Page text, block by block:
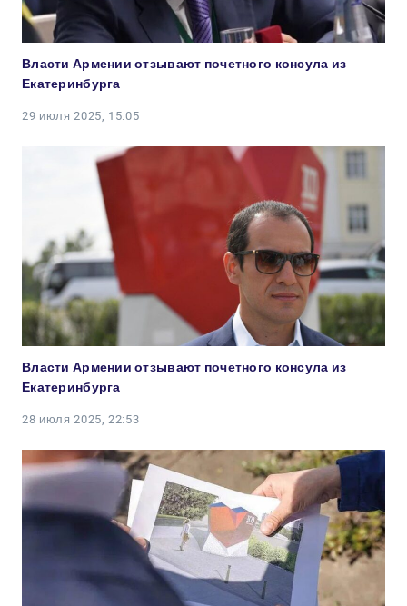
Власти Армении отзывают почетного консула из
Екатеринбурга
29 июля 2025, 15:05
Власти Армении отзывают почетного консула из
Екатеринбурга
28 июля 2025, 22:53